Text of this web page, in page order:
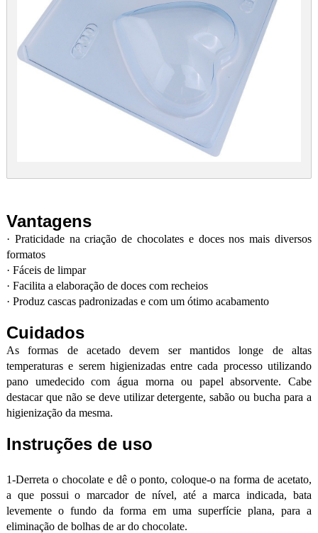
Vantagens
· Praticidade na criação de chocolates e doces nos mais diversos
formatos
· Fáceis de limpar
· Facilita a elaboração de doces com recheios
· Produz cascas padronizadas e com um ótimo acabamento
Cuidados
As formas de acetado devem ser mantidos longe de altas
temperaturas e serem higienizadas entre cada processo utilizando
pano umedecido com água morna ou papel absorvente. Cabe
destacar que não se deve utilizar detergente, sabão ou bucha para a
higienização da mesma.
Instruções de uso
1-Derreta o chocolate e dê o ponto, coloque-o na forma de acetato,
a que possui o marcador de nível, até a marca indicada, bata
levemente o fundo da forma em uma superfície plana, para a
eliminação de bolhas de ar do chocolate.